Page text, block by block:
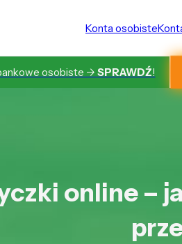
Konta osobiste
osobiste -> SPRAWDŹ!
online –